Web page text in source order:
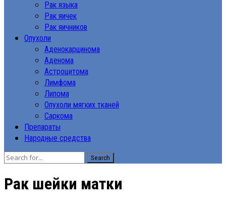
Рак языка
Рак яичек
Рак яичников
Опухоли
Аденокарцинома
Аденома
Астроцитома
Лимфома
Липома
Опухоли мягких тканей
Саркома
Препараты
Народные средства
Search
Рак шейки матки